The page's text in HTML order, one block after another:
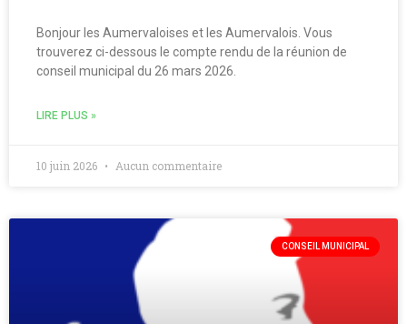
Bonjour les Aumervaloises et les Aumervalois. Vous
trouverez ci-dessous le compte rendu de la réunion de
conseil municipal du 26 mars 2026.
LIRE PLUS »
10 juin 2026 Aucun commentaire
CONSEIL MUNICIPAL